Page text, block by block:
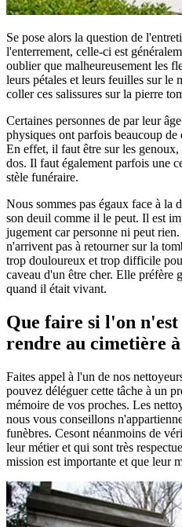
Se pose alors la question de
l'enterrement, celle-ci est
oublier que malheureusement les
leurs pétales et leurs feuilles sur le
coller ces salissures sur la pierre
Certaines personnes de par leur
physiques ont parfois beaucoup
En effet, il faut être sur les
dos. Il faut également parfois une
stèle funéraire.
Nous sommes pas égaux face à la
son deuil comme il le peut. Il est
jugement car personne ni peut
n'arrivent pas à retourner sur la
trop douloureux et trop difficile
caveau d'un être cher. Elle préfère
quand il était vivant.
Que faire si l'on n'est
rendre au cimetière
Faites appel à l'un de nos
pouvez déléguer cette tâche à un
mémoire de vos proches. Les
nous vous conseillons
funèbres. Cesont néanmoins de
leur métier et qui sont très
mission est importante et que leur